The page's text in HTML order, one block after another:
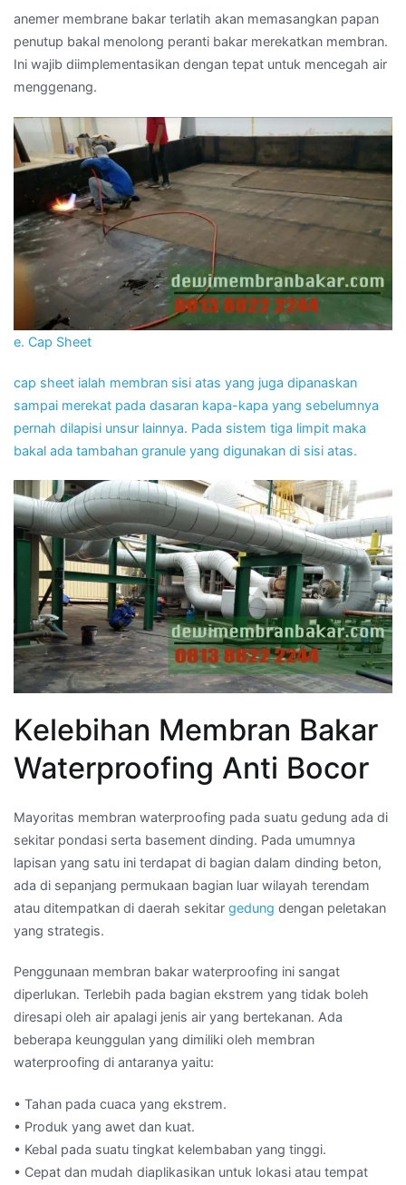
anemer membrane bakar terlatih akan memasangkan papan
penutup bakal menolong peranti bakar merekatkan membran.
Ini wajib diimplementasikan dengan tepat untuk mencegah air
menggenang.
e. Cap Sheet
cap sheet ialah membran sisi atas yang juga dipanaskan
sampai merekat pada dasaran kapa-kapa yang sebelumnya
pernah dilapisi unsur lainnya. Pada sistem tiga limpit maka
bakal ada tambahan granule yang digunakan di sisi atas.
Kelebihan Membran Bakar
Waterproofing Anti Bocor
Mayoritas membran waterproofing pada suatu gedung ada di
sekitar pondasi serta basement dinding. Pada umumnya
lapisan yang satu ini terdapat di bagian dalam dinding beton,
ada di sepanjang permukaan bagian luar wilayah terendam
atau ditempatkan di daerah sekitar gedung dengan peletakan
yang strategis.
Penggunaan membran bakar waterproofing ini sangat
diperlukan. Terlebih pada bagian ekstrem yang tidak boleh
diresapi oleh air apalagi jenis air yang bertekanan. Ada
beberapa keunggulan yang dimiliki oleh membran
waterproofing di antaranya yaitu:
• Tahan pada cuaca yang ekstrem.
• Produk yang awet dan kuat.
• Kebal pada suatu tingkat kelembaban yang tinggi.
• Cepat dan mudah diaplikasikan untuk lokasi atau tempat